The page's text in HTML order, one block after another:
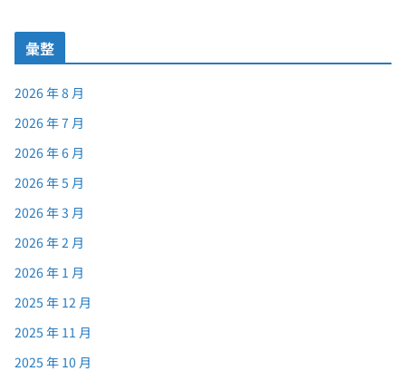
彙整
2026 年 8 月
2026 年 7 月
2026 年 6 月
2026 年 5 月
2026 年 3 月
2026 年 2 月
2026 年 1 月
2025 年 12 月
2025 年 11 月
2025 年 10 月